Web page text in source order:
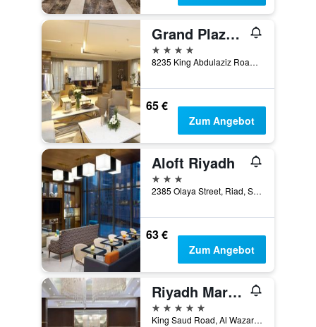
Grand Plaza Hotel - Gulf Riyadh
4 Sterne
8235 King Abdulaziz Road, Ad Dhubbat District 3914, Riad, Saudi-Arabien
65 €
Zum Angebot
Aloft Riyadh
3 Sterne
2385 Olaya Street, Riad, Saudi-Arabien
63 €
Zum Angebot
Riyadh Marriott Hotel
5 Sterne
King Saud Road, Al Wazarat District, Riad, Saudi-Arabien